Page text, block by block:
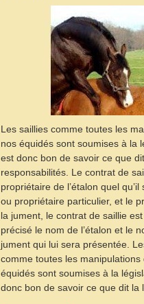
Les saillies comme toutes les
nos équidés sont soumises à la
est donc bon de savoir ce que
responsabilités. Le contrat de
propriétaire de l’étalon quel qu’il
ou propriétaire particulier, et le
la jument, le contrat de saillie
précisé le nom de l’étalon et le
jument qui lui sera présentée.
comme toutes les manipulations
équidés sont soumises à la
donc bon de savoir ce que dit la